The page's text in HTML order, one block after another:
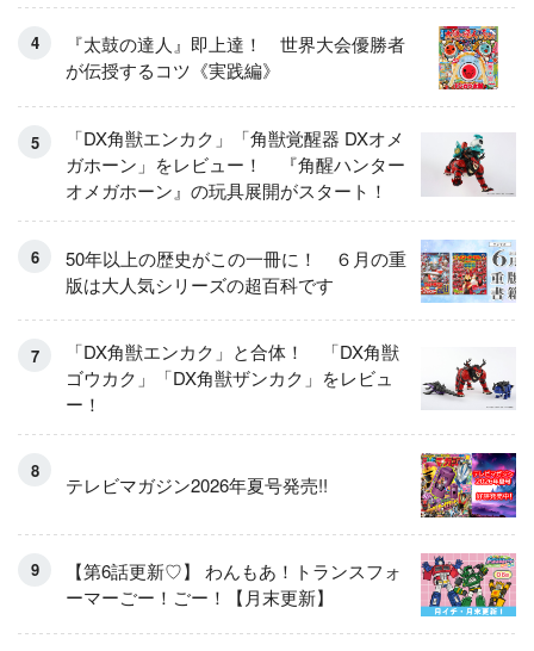
『太鼓の達人』即上達！ 世界大会優勝者
が伝授するコツ《実践編》
「DX角獣エンカク」「角獣覚醒器 DXオメ
ガホーン」をレビュー！ 『角醒ハンター
オメガホーン』の玩具展開がスタート！
50年以上の歴史がこの一冊に！ ６月の重
版は大人気シリーズの超百科です
「DX角獣エンカク」と合体！ 「DX角獣
ゴウカク」「DX角獣ザンカク」をレビュ
ー！
テレビマガジン2026年夏号発売!!
【第6話更新♡】 わんもあ！トランスフォ
ーマーごー！ごー！【月末更新】